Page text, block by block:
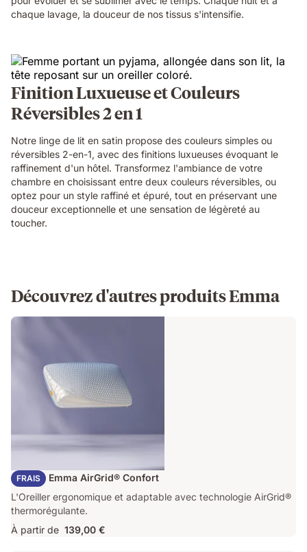
chaque lavage, la douceur de nos tissus s'intensifie.
Finition Luxueuse et Couleurs
Réversibles 2 en 1
Notre linge de lit en satin propose des couleurs simples ou
réversibles 2-en-1, avec des finitions luxueuses évoquant le
raffinement d'un hôtel. Transformez l'ambiance de votre
chambre en choisissant entre deux couleurs réversibles, ou
optez pour un style raffiné et épuré, tout en préservant une
douceur exceptionnelle et une sensation de légèreté au
toucher.
Découvrez d'autres produits Emma
FRAIS
Oreiller Emma AirGrid® Confort
L'Oreiller ergonomique et adaptable avec technologie AirGrid®
thermorégulante.
À partir de 139,00 €